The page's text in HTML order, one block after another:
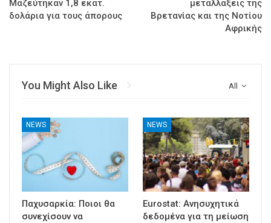
Μαζεύτηκαν 1,8 εκατ.
δολάρια για τους άπορους
μεταλλάξεις της
Βρετανίας και της Νοτίου
Αφρικής
All
You Might Also Like
NEWS
Παχυσαρκία: Ποιοι θα
συνεχίσουν να
NEWS
Eurostat: Ανησυχητικά
δεδομένα για τη μείωση